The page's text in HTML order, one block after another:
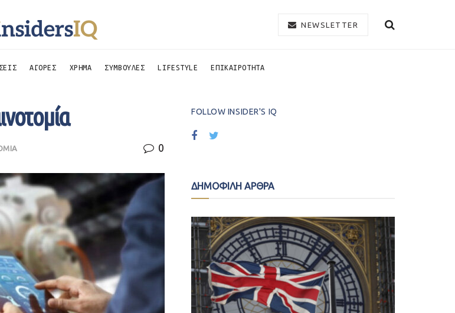
NEWSLETTER
ΑΓΟΡΕΣ ΧΡΗΜΑ ΣΥΜΒΟΥΛΕΣ LIFESTYLE ΕΠΙΚΑΙΡΟΤΗΤΑ
0
FOLLOW INSIDER'S IQ
ΔΗΜΟΦΙΛΗ ΑΡΘΡΑ